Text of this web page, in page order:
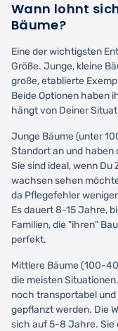
Wann lohnt
Bäume?
Eine der wichtigsten
Größe. Junge, kleine
große, etablierte
Beide Optionen haben
hängt von Deiner
Junge Bäume (unter
Standort an und
Sie sind ideal, wenn Du
wachsen sehen
da Pflegefehler
Es dauert 8-15 Jahre,
Familien, die "ihren"
perfekt.
Mittlere Bäume (100-
die meisten
noch transportabel
gepflanzt werden. Die
sich auf 5-8 Jahre. Sie